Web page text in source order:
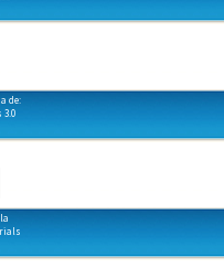
de:
3.0